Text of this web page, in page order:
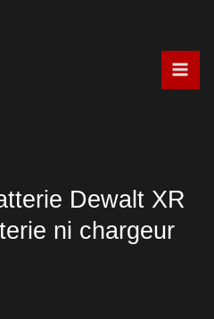
Dewalt XR
ni chargeur